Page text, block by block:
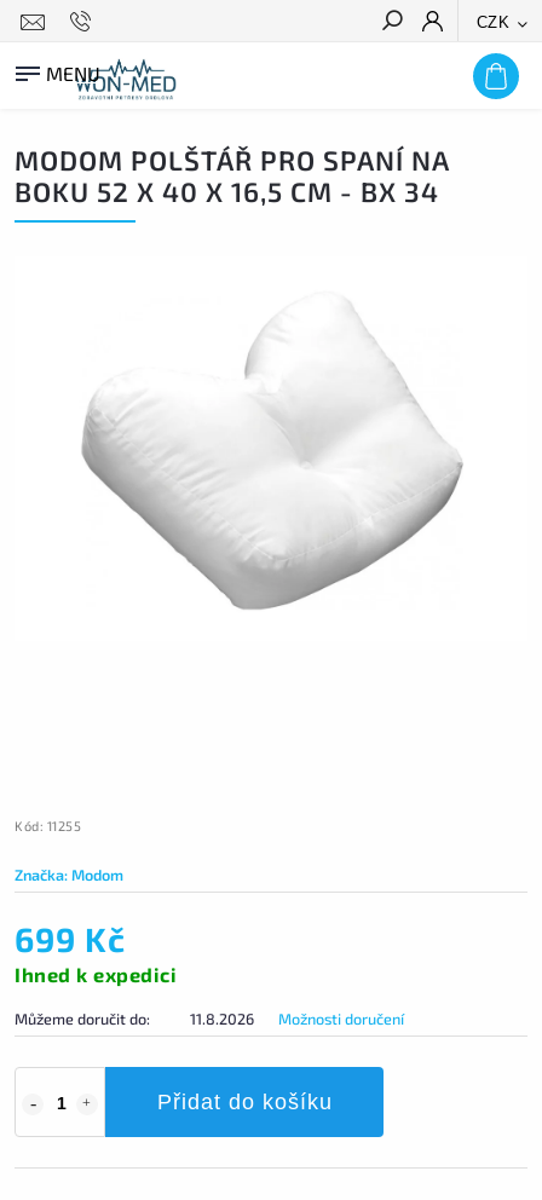
CZK
HLEDAT
MODOM POLŠTÁŘ PRO SPANÍ NA
BOKU 52 X 40 X 16,5 CM - BX 34
Kód: 11255
Značka:Modom
699 Kč
Ihned k expedici
Můžeme doručit do: 11.8.2026 Možnosti doručení
Přidat do košíku